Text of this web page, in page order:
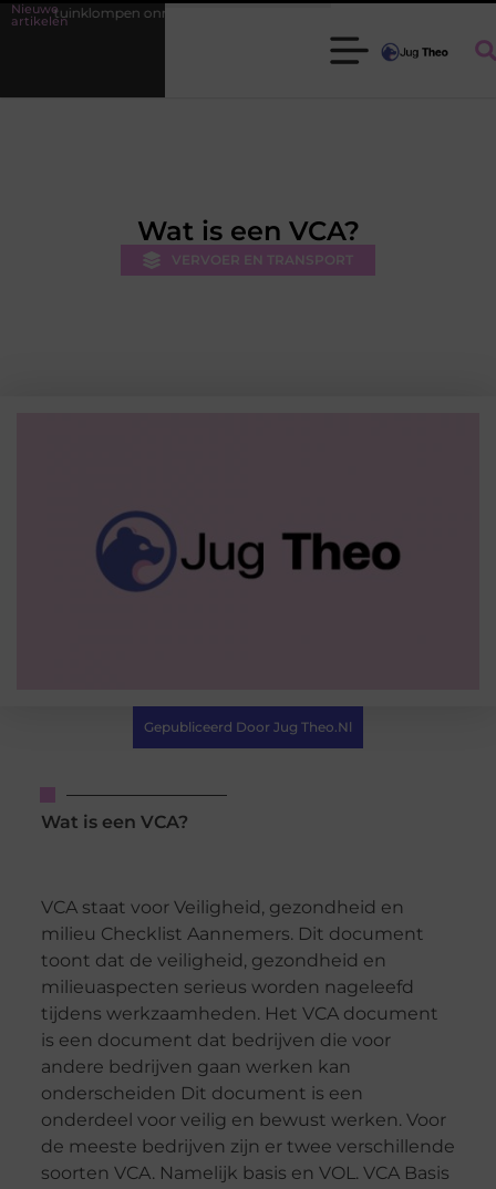
Nieuwe
artikelen onmisbaar zijn voor elke tuinier
Wat is een VCA?
VERVOER EN TRANSPORT
Gepubliceerd Door Jug Theo.nl
Wat is een VCA?
VCA staat voor Veiligheid, gezondheid en
milieu Checklist Aannemers. Dit document
toont dat de veiligheid, gezondheid en
milieuaspecten serieus worden nageleefd
tijdens werkzaamheden. Het VCA document
is een document dat bedrijven die voor
andere bedrijven gaan werken kan
onderscheiden Dit document is een
onderdeel voor veilig en bewust werken. Voor
de meeste bedrijven zijn er twee verschillende
soorten VCA. Namelijk basis en VOL. VCA Basis